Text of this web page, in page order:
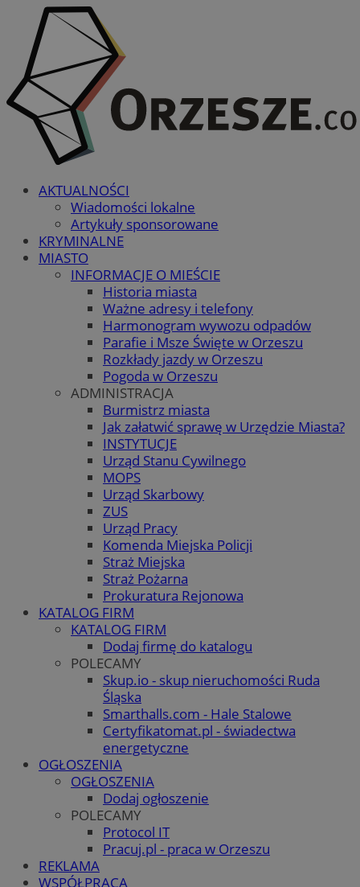
AKTUALNOŚCI
Wiadomości lokalne
Artykuły sponsorowane
KRYMINALNE
MIASTO
INFORMACJE O MIEŚCIE
Historia miasta
Ważne adresy i telefony
Harmonogram wywozu odpadów
Parafie i Msze Święte w Orzeszu
Rozkłady jazdy w Orzeszu
Pogoda w Orzeszu
ADMINISTRACJA
Burmistrz miasta
Jak załatwić sprawę w Urzędzie Miasta?
INSTYTUCJE
Urząd Stanu Cywilnego
MOPS
Urząd Skarbowy
ZUS
Urząd Pracy
Komenda Miejska Policji
Straż Miejska
Straż Pożarna
Prokuratura Rejonowa
KATALOG FIRM
KATALOG FIRM
Dodaj firmę do katalogu
POLECAMY
Skup.io - skup nieruchomości Ruda
Śląska
Smarthalls.com - Hale Stalowe
Certyfikatomat.pl - świadectwa
energetyczne
OGŁOSZENIA
OGŁOSZENIA
Dodaj ogłoszenie
POLECAMY
Protocol IT
Pracuj.pl - praca w Orzeszu
REKLAMA
WSPÓŁPRACA